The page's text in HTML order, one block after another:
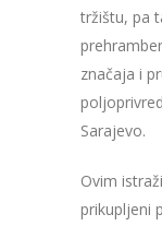
tržištu, pa
značaja i
Sarajevo.
Ovim
prikupljeni